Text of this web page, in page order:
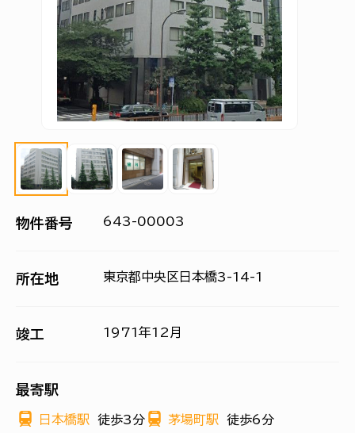
物件番号 643-00003
所在地 東京都中央区日本橋3-14-1
竣工 1971年12月
最寄駅
日本橋駅 徒歩3分 茅場町駅 徒歩6分